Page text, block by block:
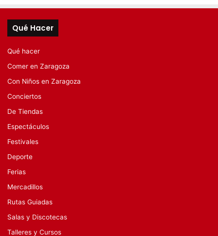
Qué Hacer
Qué hacer
Comer en Zaragoza
Con Niños en Zaragoza
Conciertos
De Tiendas
Espectáculos
Festivales
Deporte
Ferias
Mercadillos
Rutas Guiadas
Salas y Discotecas
Talleres y Cursos